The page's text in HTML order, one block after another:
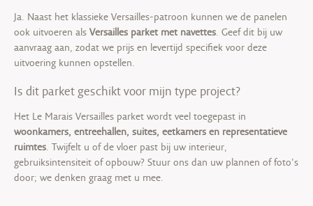
Ja. Naast het klassieke Versailles-patroon kunnen we de panelen
ook uitvoeren als Versailles parket met navettes. Geef dit bij uw
aanvraag aan, zodat we prijs en levertijd specifiek voor deze
uitvoering kunnen opstellen.
Is dit parket geschikt voor mijn type project?
Het Le Marais Versailles parket wordt veel toegepast in
woonkamers, entreehallen, suites, eetkamers en representatieve
ruimtes. Twijfelt u of de vloer past bij uw interieur,
gebruiksintensiteit of opbouw? Stuur ons dan uw plannen of foto’s
door; we denken graag met u mee.